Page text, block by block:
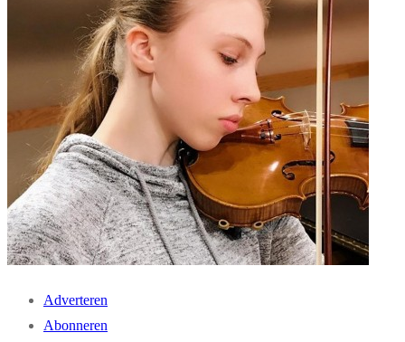
Adverteren
Abonneren